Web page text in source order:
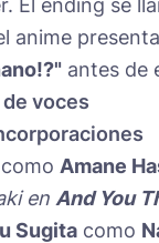
El ending se
anime
antes de
voces
como Amane
en And You
Sugita como